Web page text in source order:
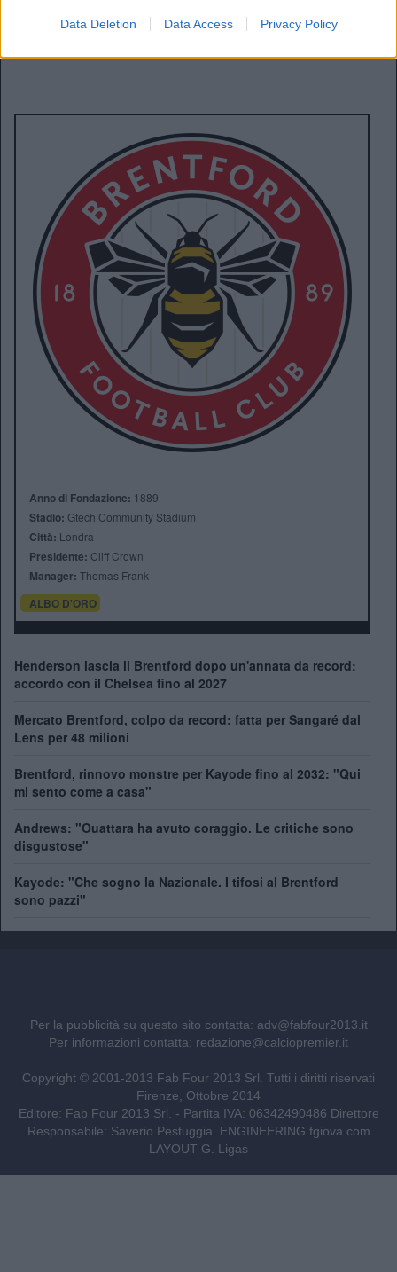
Data Deletion Data Access Privacy Policy
smettere di volare.
Anno di Fondazione: 1889
Stadio: Gtech Community Stadium
Città: Londra
Presidente: Cliff Crown
Manager: Thomas Frank
ALBO D'ORO
Henderson lascia il Brentford dopo un'annata da record:
accordo con il Chelsea fino al 2027
Mercato Brentford, colpo da record: fatta per Sangaré dal
Lens per 48 milioni
Brentford, rinnovo monstre per Kayode fino al 2032: "Qui
mi sento come a casa"
Andrews: "Ouattara ha avuto coraggio. Le critiche sono
disgustose"
Kayode: "Che sogno la Nazionale. I tifosi al Brentford
sono pazzi"
Per la pubblicità su questo sito contatta: adv@fabfour2013.it
Per informazioni contatta: redazione@calciopremier.it
Copyright © 2001-2013 Fab Four 2013 Srl. Tutti i diritti riservati
Firenze, Ottobre 2014
Editore: Fab Four 2013 Srl. - Partita IVA: 06342490486 Direttore
Responsabile: Saverio Pestuggia. ENGINEERING fgiova.com
LAYOUT G. Ligas